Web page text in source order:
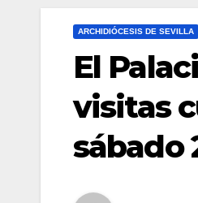
ARCHIDIÓCESIS DE SEVILLA
El
visitas
sábado